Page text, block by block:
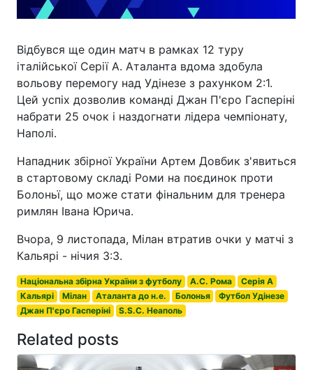
Відбувся ще один матч в рамках 12 туру
італійської Серії А. Аталанта вдома здобула
вольову перемогу над Удінезе з рахунком 2:1.
Цей успіх дозволив команді Джан П'єро Гасперіні
набрати 25 очок і наздогнати лідера чемпіонату,
Наполі.
Нападник збірної України Артем Довбик з'явиться
в стартовому складі Роми на поєдинок проти
Болоньї, що може стати фінальним для тренера
римлян Івана Юрича.
Вчора, 9 листопада, Мілан втратив очки у матчі з
Кальярі - нічия 3:3.
Національна збірна України з футболу А.С. Рома
Серія A
Кальярі
Мілан Аталанта до н.е. Болонья
Футбол Удінезе
Джан П'єро Гасперіні
S.S.C. Неаполь
Related posts